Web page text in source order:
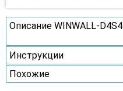
Описание WINWALL-D4S4
Инструкции
Похожие